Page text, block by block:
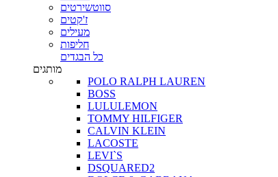
סווטשירטים
ז'קטים
מעילים
חליפות
כל הבגדים
מותגים
POLO RALPH LAUREN
BOSS
LULULEMON
TOMMY HILFIGER
CALVIN KLEIN
LACOSTE
LEVI`S
DSQUARED2